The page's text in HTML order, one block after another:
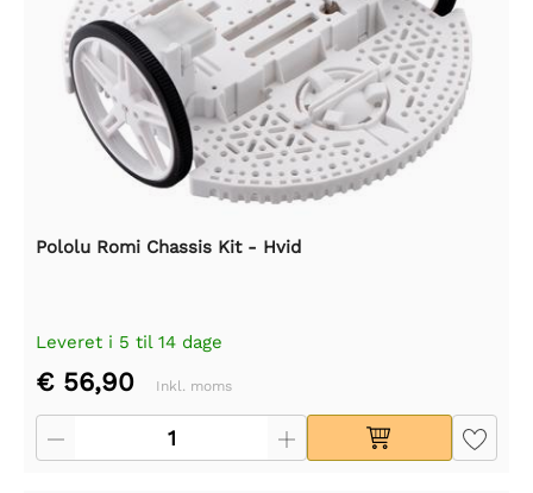
Pololu Romi Chassis Kit - Hvid
Leveret i 5 til 14 dage
€ 56,90 Inkl. moms